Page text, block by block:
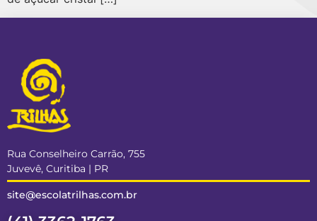
Rua Conselheiro Carrão, 755
Juvevê, Curitiba | PR
site@escolatrilhas.com.br